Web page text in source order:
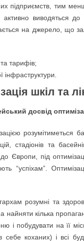
підприємств, тим
виводяться
на джерело, що
тарифів;
інфраструктури.
шкіл та
досвід
розумітиметься
стадіонів та
Європи, під
“успіхам”.
розумні та
кілька
і побудувати на її
себе коханих) і всі